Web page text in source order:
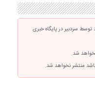
سردبیر در پایگاه خبری
شد.
باشد منتشر نخواهد شد.